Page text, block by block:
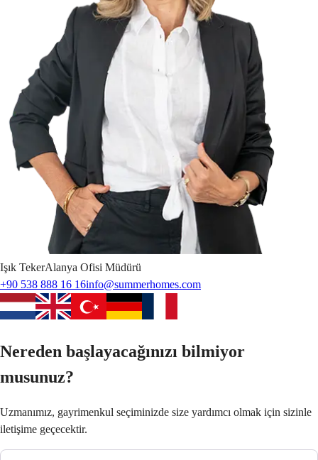
Işık TekerAlanya Ofisi Müdürü
+90 538 888 16 16info@summerhomes.com
Nereden başlayacağınızı bilmiyor
musunuz?
Uzmanımız, gayrimenkul seçiminizde size yardımcı olmak için sizinle
iletişime geçecektir.